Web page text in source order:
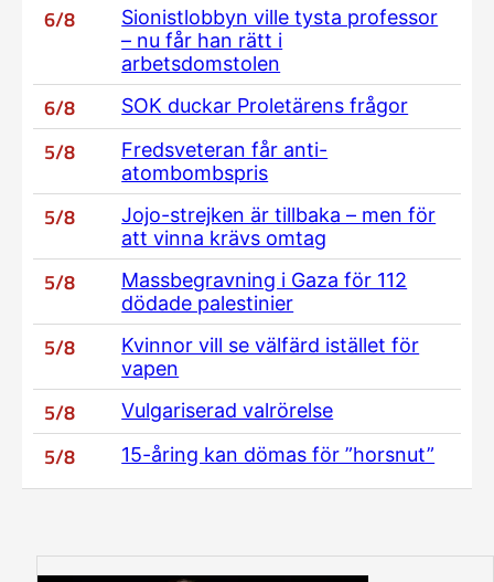
6/8
Sionistlobbyn ville tysta professor
– nu får han rätt i
arbetsdomstolen
6/8 SOK duckar Proletärens frågor
5/8
Fredsveteran får anti-
atombombspris
5/8
Jojo-strejken är tillbaka – men för
att vinna krävs omtag
5/8
Massbegravning i Gaza för 112
dödade palestinier
5/8
Kvinnor vill se välfärd istället för
vapen
5/8 Vulgariserad valrörelse
5/8 15-åring kan dömas för ”horsnut”